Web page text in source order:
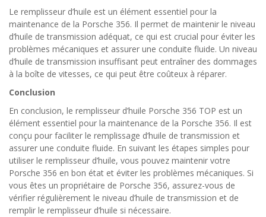
Le remplisseur d’huile est un élément essentiel pour la
maintenance de la Porsche 356. Il permet de maintenir le niveau
d’huile de transmission adéquat, ce qui est crucial pour éviter les
problèmes mécaniques et assurer une conduite fluide. Un niveau
d’huile de transmission insuffisant peut entraîner des dommages
à la boîte de vitesses, ce qui peut être coûteux à réparer.
Conclusion
En conclusion, le remplisseur d’huile Porsche 356 TOP est un
élément essentiel pour la maintenance de la Porsche 356. Il est
conçu pour faciliter le remplissage d’huile de transmission et
assurer une conduite fluide. En suivant les étapes simples pour
utiliser le remplisseur d’huile, vous pouvez maintenir votre
Porsche 356 en bon état et éviter les problèmes mécaniques. Si
vous êtes un propriétaire de Porsche 356, assurez-vous de
vérifier régulièrement le niveau d’huile de transmission et de
remplir le remplisseur d’huile si nécessaire.